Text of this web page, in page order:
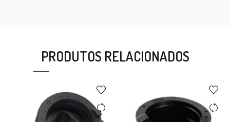
PRODUTOS RELACIONADOS